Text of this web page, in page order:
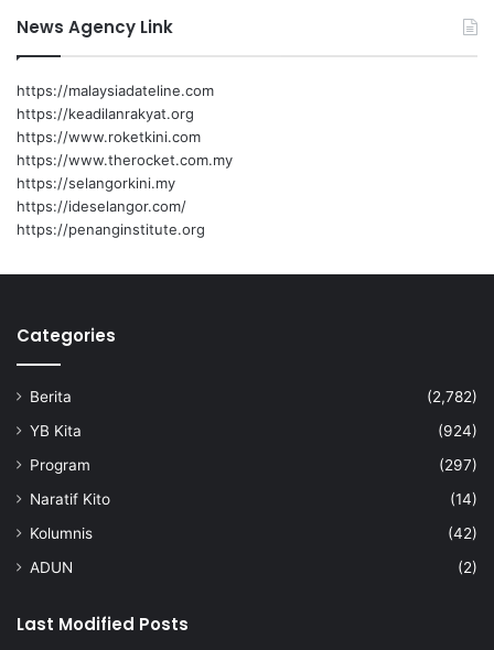
a
r
a
n
m
a
s
a
d
t
a
g
News Agency Link
https://malaysiadateline.com
https://keadilanrakyat.org
https://www.roketkini.com
https://www.therocket.com.my
https://selangorkini.my
https://ideselangor.com/
https://penanginstitute.org
Categories
Berita
(2,782)
YB Kita
(924)
Program
(297)
Naratif Kito
(14)
Kolumnis
(42)
ADUN
(2)
Last Modified Posts